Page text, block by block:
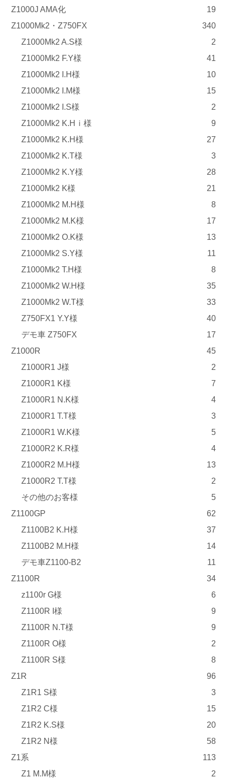
Z1000J AMA化
19
Z1000Mk2・Z750FX
340
Z1000Mk2 A.S様
2
Z1000Mk2 F.Y様
41
Z1000Mk2 I.H様
10
Z1000Mk2 I.M様
15
Z1000Mk2 I.S様
2
Z1000Mk2 K.Hｉ様
9
Z1000Mk2 K.H様
27
Z1000Mk2 K.T様
3
Z1000Mk2 K.Y様
28
Z1000Mk2 K様
21
Z1000Mk2 M.H様
8
Z1000Mk2 M.K様
17
Z1000Mk2 O.K様
13
Z1000Mk2 S.Y様
11
Z1000Mk2 T.H様
8
Z1000Mk2 W.H様
35
Z1000Mk2 W.T様
33
Z750FX1 Y.Y様
40
デモ車 Z750FX
17
Z1000R
45
Z1000R1 J様
2
Z1000R1 K様
7
Z1000R1 N.K様
4
Z1000R1 T.T様
3
Z1000R1 W.K様
5
Z1000R2 K.R様
4
Z1000R2 M.H様
13
Z1000R2 T.T様
2
その他のお客様
5
Z1100GP
62
Z1100B2 K.H様
37
Z1100B2 M.H様
14
デモ車Z1100-B2
11
Z1100R
34
z1100r G様
6
Z1100R I様
9
Z1100R N.T様
9
Z1100R O様
2
Z1100R S様
8
Z1R
96
Z1R1 S様
3
Z1R2 C様
15
Z1R2 K.S様
20
Z1R2 N様
58
Z1系
113
Z1 M.M様
2